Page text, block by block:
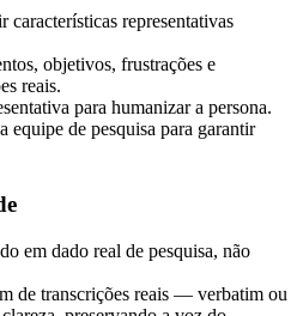
características representativas
objetivos, frustrações e
reais.
para humanizar a persona.
equipe de pesquisa para garantir
em dado real de pesquisa, não
de transcrições reais — verbatim ou